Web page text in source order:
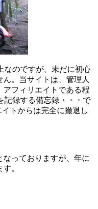
なのですが、未だに初心
。当サイトは、管理人
アフィリエイトである程
記録する備忘録・・・で
トからは完全に撤退し
っておりますが、年に
。